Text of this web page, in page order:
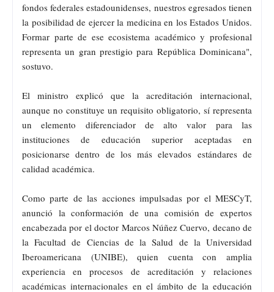
fondos federales estadounidenses, nuestros egresados tienen
la posibilidad de ejercer la medicina en los Estados Unidos.
Formar parte de ese ecosistema académico y profesional
representa un gran prestigio para República Dominicana",
sostuvo.
El ministro explicó que la acreditación internacional,
aunque no constituye un requisito obligatorio, sí representa
un elemento diferenciador de alto valor para las
instituciones de educación superior aceptadas en
posicionarse dentro de los más elevados estándares de
calidad académica.
Como parte de las acciones impulsadas por el MESCyT,
anunció la conformación de una comisión de expertos
encabezada por el doctor Marcos Núñez Cuervo, decano de
la Facultad de Ciencias de la Salud de la Universidad
Iberoamericana (UNIBE), quien cuenta con amplia
experiencia en procesos de acreditación y relaciones
académicas internacionales en el ámbito de la educación